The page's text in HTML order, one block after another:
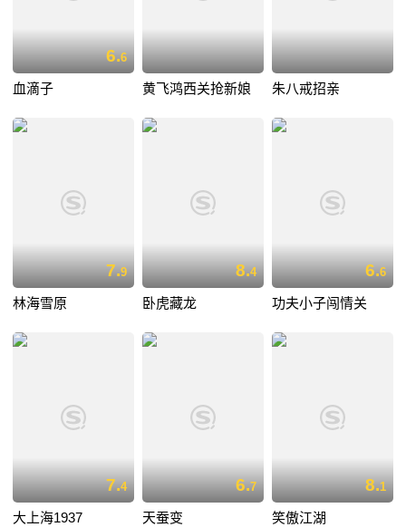
6.6
血滴子 黄飞鸿西关抢新娘 朱八戒招亲
7.9
林海雪原
8.4
卧虎藏龙
6.6
功夫小子闯情关
7.4
大上海1937
6.7
天蚕变
8.1
笑傲江湖